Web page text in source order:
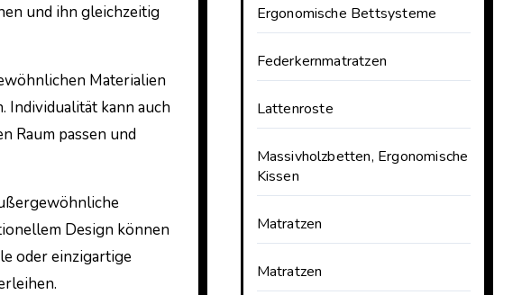
und ihn gleichzeitig
Materialien
Individualität kann auch
Raum passen und
Design können
oder einzigartige
Ergonomische Bettsysteme
Federkernmatratzen
Lattenroste
Massivholzbetten, Ergonomische
Kissen
Matratzen
Matratzen